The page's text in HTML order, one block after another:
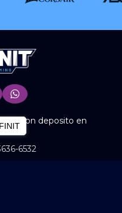
con deposito en
6532